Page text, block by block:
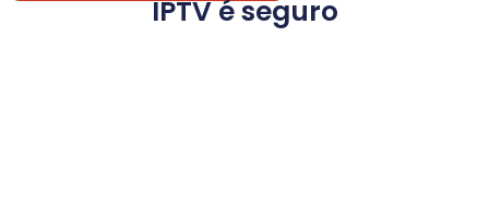
IPTV é seguro